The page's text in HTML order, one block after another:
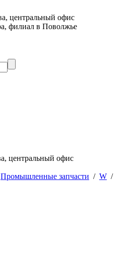
центральный офис
филиал в Поволжье
центральный офис
Промышленные запчасти / W /